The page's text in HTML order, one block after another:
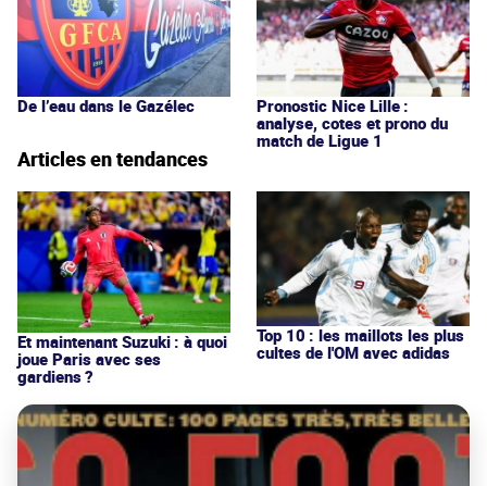
De l’eau dans le Gazélec
Pronostic Nice Lille :
analyse, cotes et prono du
match de Ligue 1
Articles en tendances
Et maintenant Suzuki : à quoi
joue Paris avec ses
gardiens ?
Top 10 : les maillots les plus
cultes de l'OM avec adidas